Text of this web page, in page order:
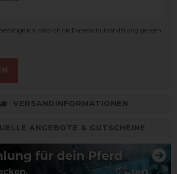
ich, dass ich die Daten­schutz­erklärung gelesen
VERSANDINFORMATIONEN
ANGEBOTE & GUTSCHEINE